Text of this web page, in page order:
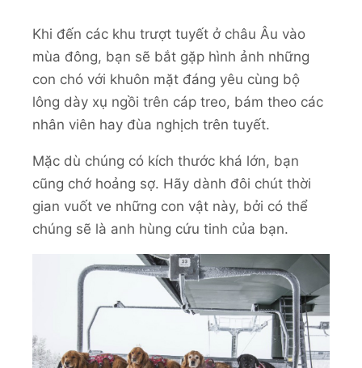
Khi đến các khu trượt tuyết ở châu Âu vào
mùa đông, bạn sẽ bắt gặp hình ảnh những
con chó với khuôn mặt đáng yêu cùng bộ
lông dày xụ ngồi trên cáp treo, bám theo các
nhân viên hay đùa nghịch trên tuyết.
Mặc dù chúng có kích thước khá lớn, bạn
cũng chớ hoảng sợ. Hãy dành đôi chút thời
gian vuốt ve những con vật này, bởi có thể
chúng sẽ là anh hùng cứu tinh của bạn.